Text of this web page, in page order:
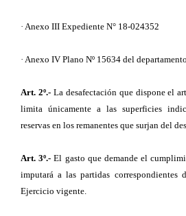
· Anexo III Expediente N° 18-024352
· Anexo IV Plano Nº 15634 del
Art. 2º.-La desafectación que dispone el
limita únicamente a las superficies
reservas en los remanentes que surjan del
Art. 3º.- El gasto que demande el
imputará a las partidas correspondientes
Ejercicio vigente.